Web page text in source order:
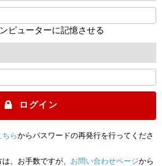
ピューターに記憶させる
ログイン
ちらからパスワードの再発行を行ってくださ
、お手数ですが、 お問い合わせページから